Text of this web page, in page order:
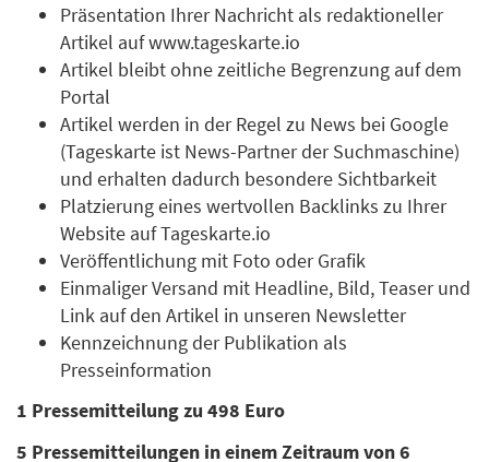
Präsentation Ihrer Nachricht als redaktioneller
Artikel auf www.tageskarte.io
Artikel bleibt ohne zeitliche Begrenzung auf dem
Portal
Artikel werden in der Regel zu News bei Google
(Tageskarte ist News-Partner der Suchmaschine)
und erhalten dadurch besondere Sichtbarkeit
Platzierung eines wertvollen Backlinks zu Ihrer
Website auf Tageskarte.io
Veröffentlichung mit Foto oder Grafik
Einmaliger Versand mit Headline, Bild, Teaser und
Link auf den Artikel in unseren Newsletter
Kennzeichnung der Publikation als
Presseinformation
1 Pressemitteilung zu 498 Euro
5 Pressemitteilungen in einem Zeitraum von 6